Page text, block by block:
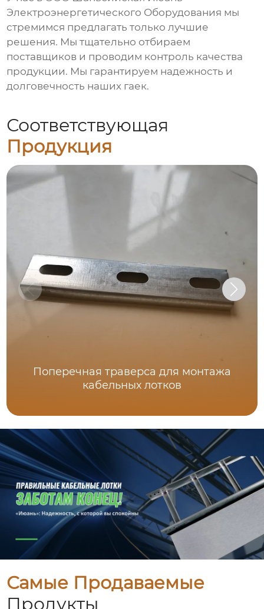
Электроэнергетического Оборудования мы
стремимся предлагать только лучшие
решения. Мы тщательно отбираем
поставщиков и проводим контроль качества
продукции. Мы гарантируем надежность и
долговечность наших гаек.
Соответствующая
Продукция
Поперечная траверса для монтажа
кабельных лотков
Самые Продаваемые
Продукты